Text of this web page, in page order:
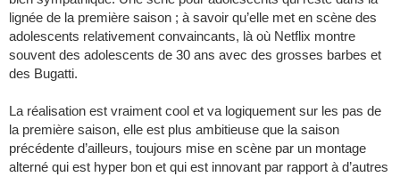
lignée de la première saison ; à savoir qu’elle met en scène des
adolescents relativement convaincants, là où Netflix montre
souvent des adolescents de 30 ans avec des grosses barbes et
des Bugatti.
La réalisation est vraiment cool et va logiquement sur les pas de
la première saison, elle est plus ambitieuse que la saison
précédente d’ailleurs, toujours mise en scène par un montage
alterné qui est hyper bon et qui est innovant par rapport à d’autres